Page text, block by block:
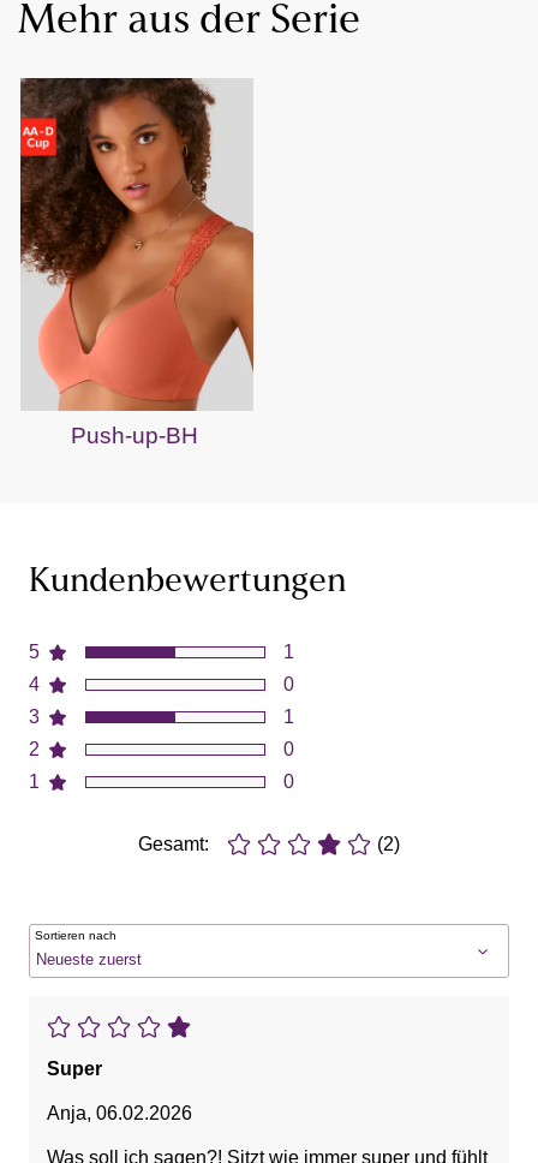
Mehr aus der Serie
Push-up-BH
Kundenbewertungen
5
4
3
2
1
1
0
1
0
0
Gesamt: (2)
Sortieren nach
Super
Anja, 06.02.2026
Was soll ich sagen?! Sitzt wie immer super und fühlt